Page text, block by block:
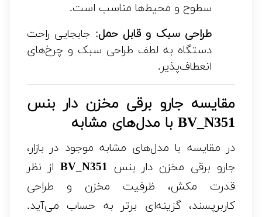
سطوح و محیط‌ها مناسب است.
طراحی سبک و قابل حمل: جابجایی راحت
دستگاه به لطف طراحی سبک و چرخ‌های
انعطاف‌پذیر.
مقایسه جارو برقی مخزن دار بنس
BV_N351 با مدل‌های مشابه
در مقایسه با مدل‌های مشابه موجود در بازار،
جارو برقی مخزن دار بنس BV_N351 از نظر
قدرت مکش، ظرفیت مخزن و طراحی
کاربرپسند، گزینه‌ای برتر به حساب می‌آید.